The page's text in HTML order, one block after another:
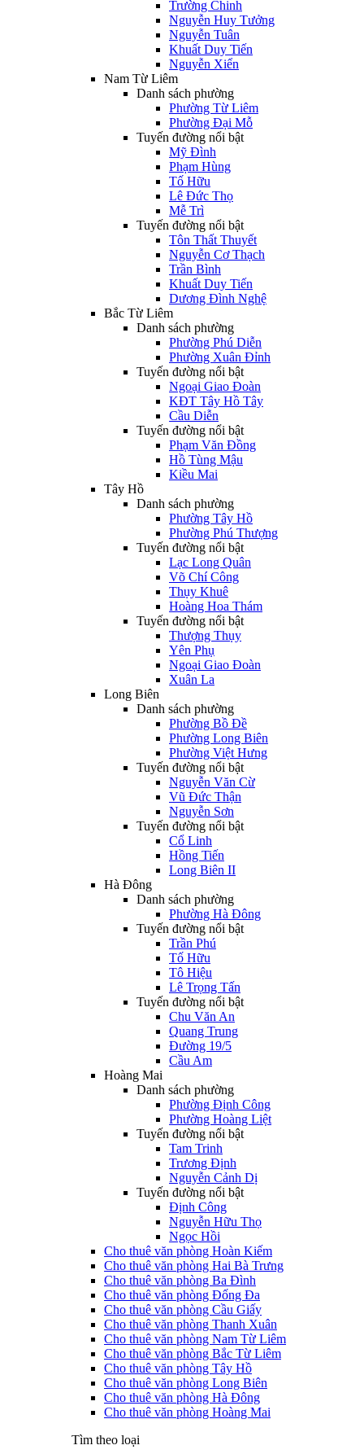
Trường Chinh
Nguyễn Huy Tưởng
Nguyễn Tuân
Khuất Duy Tiến
Nguyễn Xiển
Nam Từ Liêm
Danh sách phường
Phường Từ Liêm
Phường Đại Mỗ
Tuyến đường nổi bật
Mỹ Đình
Phạm Hùng
Tố Hữu
Lê Đức Thọ
Mễ Trì
Tuyến đường nổi bật
Tôn Thất Thuyết
Nguyễn Cơ Thạch
Trần Bình
Khuất Duy Tiến
Dương Đình Nghệ
Bắc Từ Liêm
Danh sách phường
Phường Phú Diễn
Phường Xuân Đỉnh
Tuyến đường nổi bật
Ngoại Giao Đoàn
KĐT Tây Hồ Tây
Cầu Diễn
Tuyến đường nổi bật
Phạm Văn Đồng
Hồ Tùng Mậu
Kiều Mai
Tây Hồ
Danh sách phường
Phường Tây Hồ
Phường Phú Thượng
Tuyến đường nổi bật
Lạc Long Quân
Võ Chí Công
Thụy Khuê
Hoàng Hoa Thám
Tuyến đường nổi bật
Thượng Thụy
Yên Phụ
Ngoại Giao Đoàn
Xuân La
Long Biên
Danh sách phường
Phường Bồ Đề
Phường Long Biên
Phường Việt Hưng
Tuyến đường nổi bật
Nguyễn Văn Cừ
Vũ Đức Thận
Nguyễn Sơn
Tuyến đường nổi bật
Cổ Linh
Hồng Tiến
Long Biên II
Hà Đông
Danh sách phường
Phường Hà Đông
Tuyến đường nổi bật
Trần Phú
Tố Hữu
Tô Hiệu
Lê Trọng Tấn
Tuyến đường nổi bật
Chu Văn An
Quang Trung
Đường 19/5
Cầu Am
Hoàng Mai
Danh sách phường
Phường Định Công
Phường Hoàng Liệt
Tuyến đường nổi bật
Tam Trinh
Trương Định
Nguyễn Cảnh Dị
Tuyến đường nổi bật
Định Công
Nguyễn Hữu Thọ
Ngọc Hồi
Cho thuê văn phòng Hoàn Kiếm
Cho thuê văn phòng Hai Bà Trưng
Cho thuê văn phòng Ba Đình
Cho thuê văn phòng Đống Đa
Cho thuê văn phòng Cầu Giấy
Cho thuê văn phòng Thanh Xuân
Cho thuê văn phòng Nam Từ Liêm
Cho thuê văn phòng Bắc Từ Liêm
Cho thuê văn phòng Tây Hồ
Cho thuê văn phòng Long Biên
Cho thuê văn phòng Hà Đông
Cho thuê văn phòng Hoàng Mai
Tìm theo loại